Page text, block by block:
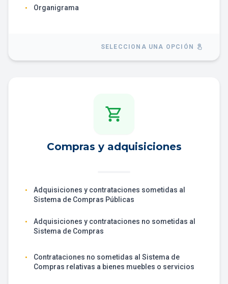
• Organigrama
SELECCIONA UNA OPCIÓN touch_app
shopping_cart
Compras y adquisiciones
•
Adquisiciones y contrataciones sometidas al
Sistema de Compras Públicas
•
Adquisiciones y contrataciones no sometidas al
Sistema de Compras
•
Contrataciones no sometidas al Sistema de
Compras relativas a bienes muebles o servicios